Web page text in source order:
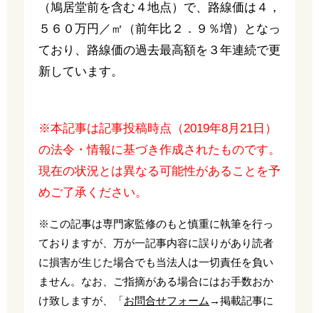
（鳩居堂前を含む４地点）で、路線価は４，
５６０万円／㎡（前年比２．９％増）となっ
ており、路線価の過去最高額を３年連続で更
新しています。
※本記事は記事投稿時点（2019年8月21日）
の法令・情報に基づき作成されたものです。
現在の状況とは異なる可能性があることを予
めご了承ください。
※この記事は専門家監修のもと慎重に執筆を行っ
ておりますが、万が一記事内容に誤りがあり読者
に損害が生じた場合でも当法人は一切責任を負い
ません。なお、ご指摘がある場合にはお手数おか
け致しますが、「お問合せフォーム →掲載記事に